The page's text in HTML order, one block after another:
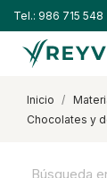
Tel.: 986 715 548
inicio
chocolates y